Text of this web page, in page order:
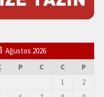
Ağustos 2026
P C C
P
1
2